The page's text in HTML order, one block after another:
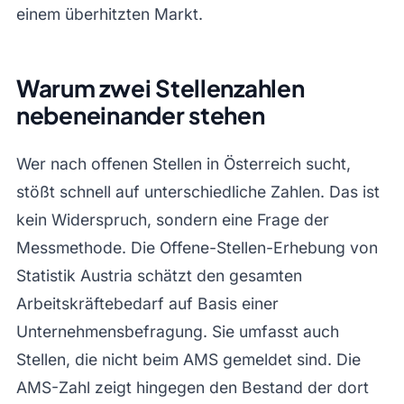
einem überhitzten Markt.
Warum zwei Stellenzahlen
nebeneinander stehen
Wer nach offenen Stellen in Österreich sucht,
stößt schnell auf unterschiedliche Zahlen. Das ist
kein Widerspruch, sondern eine Frage der
Messmethode. Die Offene-Stellen-Erhebung von
Statistik Austria schätzt den gesamten
Arbeitskräftebedarf auf Basis einer
Unternehmensbefragung. Sie umfasst auch
Stellen, die nicht beim AMS gemeldet sind. Die
AMS-Zahl zeigt hingegen den Bestand der dort